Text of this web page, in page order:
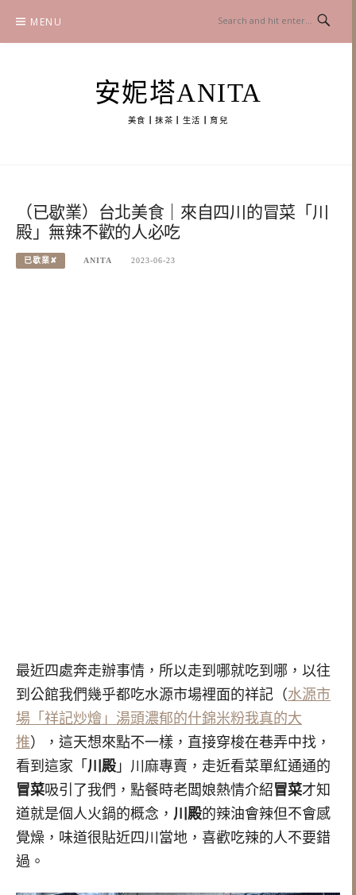
content
MENU
安妮塔ANITA
美食┃抹茶┃生活┃育兒
（已歇業）台北美食｜來自四川的冒菜「川
殿」無辣不歡的人必吃
已歇業✘ ANITA 2023-06-23
最近四處奔走辦事情，所以走到哪就吃到哪，以往
到公館我們幾乎都吃水源市場裡面的祥記（水源市
場「祥記炒燴」湯頭濃郁的什錦米粉我真的大
推），這天想來點不一樣，直接穿梭在巷弄中找，
看到這家「 川殿 」川麻專賣，走近看菜單紅通通的
冒菜吸引了我們，點餐時老闆娘熱情介紹冒菜才知
道就是個人火鍋的概念， 川殿的辣油會辣但不會感
覺燥，味道很貼近四川當地，喜歡吃辣的人不要錯
過。